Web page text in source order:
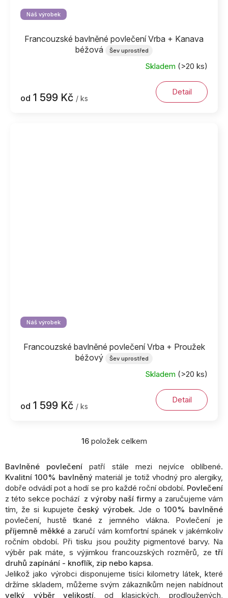
Náš výrobek
Francouzské bavlněné povlečení Vrba + Kanava
béžová
Šev uprostřed
Skladem (>20 ks)
od 1 599 Kč / ks
Detail
Náš výrobek
Francouzské bavlněné povlečení Vrba + Proužek
béžový
Šev uprostřed
Skladem (>20 ks)
od 1 599 Kč / ks
Detail
O
l
á
d
a
c
í
p
r
v
k
y
v
ý
p
16položek celkem
Bavlněné povlečení patří stále mezi nejvíce oblíbené.
Kvalitní 100% bavlněný materiál je totiž vhodný pro alergiky,
dobře odvádí pot a hodí se pro každé roční období. Povlečení
z této sekce pochází z výroby naší firmy a zaručujeme vám
tím, že si kupujete český výrobek. Jde o 100% bavlněné
povlečení, hustě tkané z jemného vlákna. Povlečení je
příjemně měkké a zaručí vám komfortní spánek v jakémkoliv
ročním období. Při tisku jsou použity pigmentové barvy. Na
výběr pak máte, s výjimkou francouzských rozměrů, ze tří
druhů zapínání - knoflík, zip nebo kapsa.
Jelikož jako výrobci disponujeme tisíci kilometry látek, které
držíme skladem, můžeme svým zákazníkům nejen nabídnout
velký výběr velikostí, od klasických, prodloužených,